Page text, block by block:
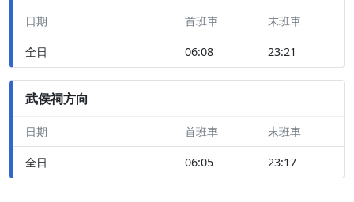
日期 首班車 末班車
全日 06:08 23:21
武侯祠方向
日期 首班車 末班車
全日 06:05 23:17